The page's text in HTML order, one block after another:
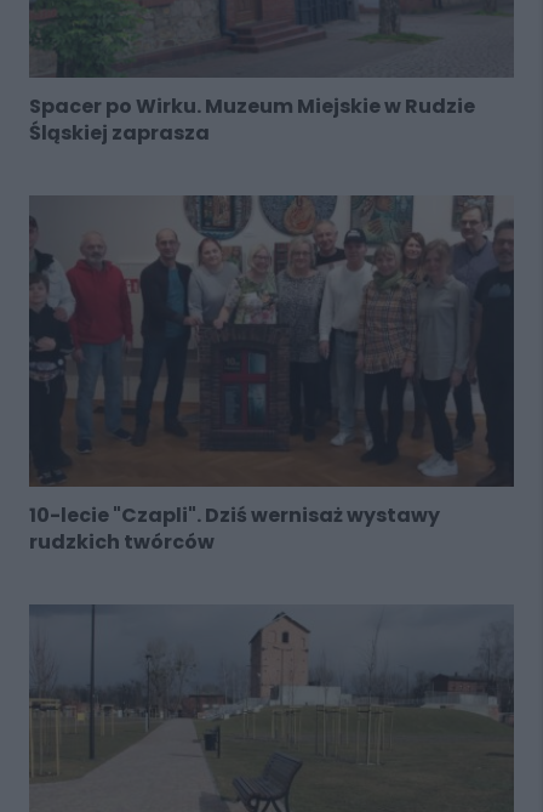
Spacer po Wirku. Muzeum Miejskie w Rudzie
Śląskiej zaprasza
10-lecie "Czapli". Dziś wernisaż wystawy
rudzkich twórców